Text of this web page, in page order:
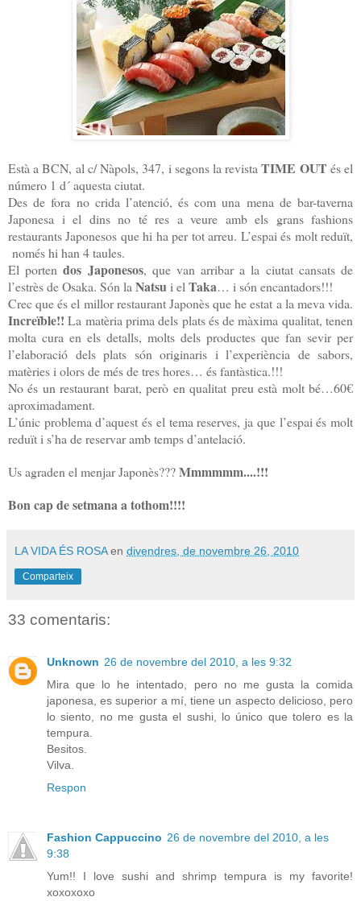
Està a BCN, al c/ Nàpols, 347, i segons la revistaTIME OUT és el
número 1 d´aquesta ciutat.
Des de fora no crida l’atenció, és com una mena de bar-taverna
Japonesa i el dins no té res a veure amb els grans fashions
restaurants Japonesos que hi ha per tot arreu. L’espai és molt reduït,
només hi han 4 taules.
El portendos Japonesos, que van arribar a la ciutat cansats de
l’estrès de Osaka. SónlaNatsui elTaka… i són encantadors!!!
Crec que és el millor restaurant Japonès que he estat a la meva vida.
Increïble!! La matèria prima dels plats és de màxima qualitat, tenen
molta cura en els detalls, molts dels productes que fan sevir per
l’elaboració dels plats són originaris i l’experiència de sabors,
matèries i olors de més de tres hores… és fantàstica.!!!
No és un restaurant barat, però en qualitat preu està molt bé…60€
aproximadament.
L’únic problema d’aquest és el tema reserves, ja que l’espai és molt
reduït i s’ha de reservar amb temps d’antelació.
Us agraden el menjar Japonès???Mmmmmm....!!!
Bon cap de setmana a tothom!!!!
LA VIDA ÉS ROSA en divendres, de novembre 26, 2010
Comparteix
33 comentaris:
Unknown 26 de novembre del 2010, a les 9:32
Mira que lo he intentado, pero no me gusta la comida
japonesa, es superior a mí, tiene un aspecto delicioso, pero
lo siento, no me gusta el sushi, lo único que tolero es la
tempura.
Besitos.
Vilva.
Respon
Fashion Cappuccino 26 de novembre del 2010, a les
9:38
Yum!! I love sushi and shrimp tempura is my favorite!
xoxoxoxo